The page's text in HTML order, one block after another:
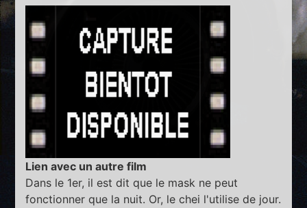
Lien avec un autre film
Dans le 1er, il est dit que le mask ne peut
fonctionner que la nuit. Or, le chei l'utilise de jour.